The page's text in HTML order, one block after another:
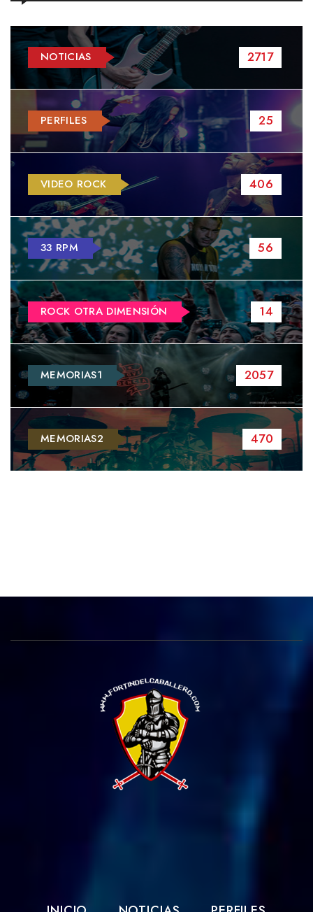
NOTICIAS 2717
PERFILES 25
VIDEO ROCK 406
33 RPM 56
ROCK OTRA DIMENSIÓN 14
MEMORIAS1 2057
MEMORIAS2 470